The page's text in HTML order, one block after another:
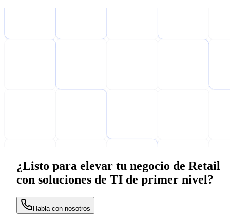
¿Listo para elevar tu negocio de Retail
con soluciones de TI de primer nivel?
Habla con nosotros